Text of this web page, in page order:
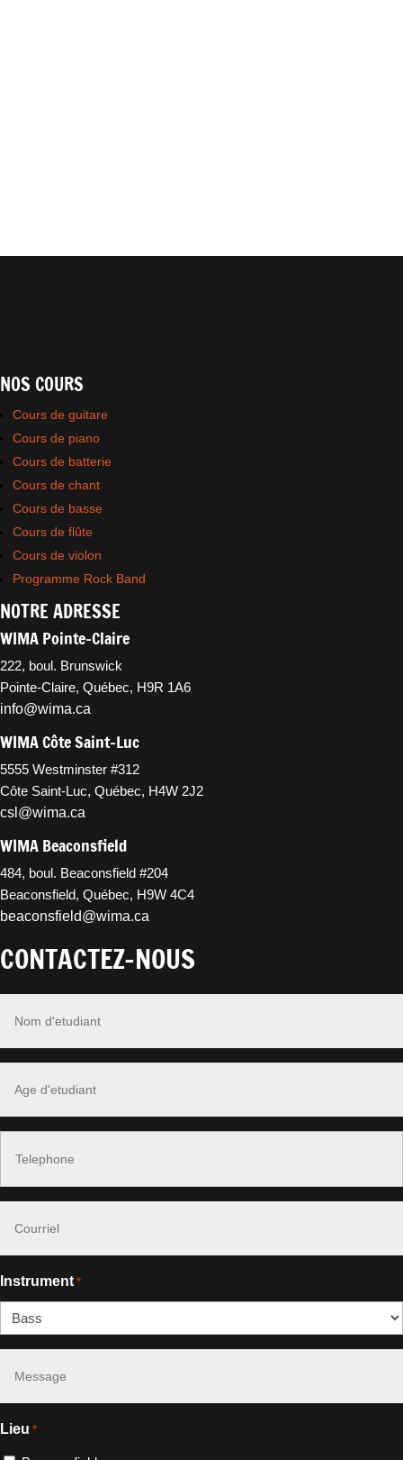
NOS COURS
Cours de guitare
Cours de piano
Cours de batterie
Cours de chant
Cours de basse
Cours de flûte
Cours de violon
Programme Rock Band
NOTRE ADRESSE
WIMA Pointe-Claire
222, boul. Brunswick
Pointe-Claire, Québec, H9R 1A6
info@wima.ca
WIMA Côte Saint-Luc
5555 Westminster #312
Côte Saint-Luc, Québec, H4W 2J2
csl@wima.ca
WIMA Beaconsfield
484, boul. Beaconsfield #204
Beaconsfield, Québec, H9W 4C4
beaconsfield@wima.ca
CONTACTEZ-NOUS
*
Instrument *
Lieu *